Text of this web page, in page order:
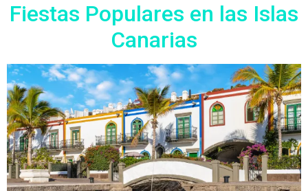
Fiestas Populares en las Islas
Canarias